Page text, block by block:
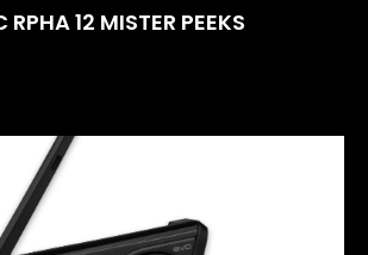
12 MISTER PEEKS